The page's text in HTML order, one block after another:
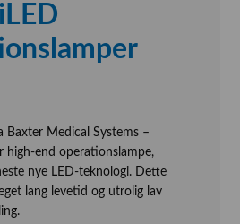
og Kvalitet
56 10
Baxter Medical Systems –
high-end operationslampe,
nye LED-teknologi. Dette
lang levetid og utrolig lav